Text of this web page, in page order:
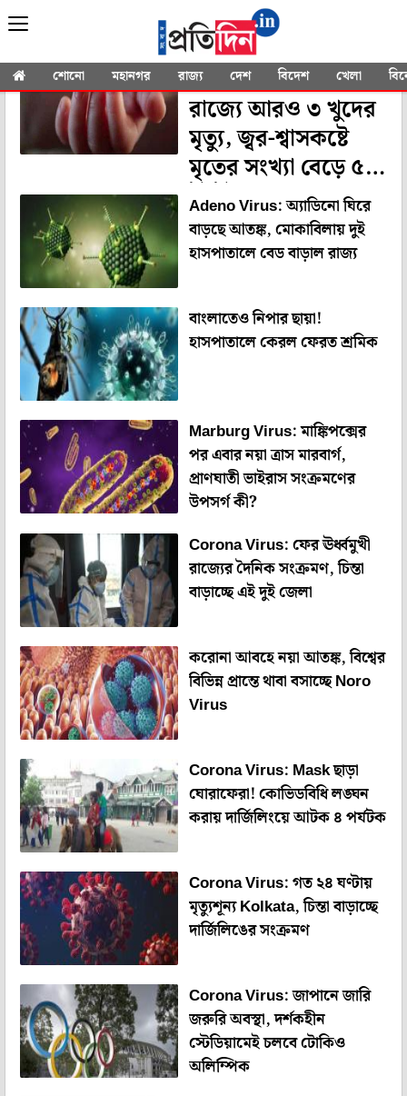
শোনো মহানগর রাজ্য দেশ বিদেশ খেলা
YOU SEARCHED FOR"Nipah Virus"
Adeno Virus:
রাজ্যে আরও ৩ খুদের
মৃত্যু, জ্বর-শ্বাসকষ্টে
মৃতের সংখ্যা বেড়ে ৫০
ছুঁইছুঁই
Adeno Virus: অ্যাডিনো ঘিরে
বাড়ছে আতঙ্ক, মোকাবিলায় দুই
হাসপাতালে বেড বাড়াল রাজ্য
বাংলাতেও নিপার ছায়া!
হাসপাতালে কেরল ফেরত শ্রমিক
Marburg Virus: মাঙ্কিপক্সের
পর এবার নয়া ত্রাস মারবার্গ,
প্রাণঘাতী ভাইরাস সংক্রমণের
উপসর্গ কী?
Corona Virus: ফের ঊর্ধ্বমুখী
রাজ্যের দৈনিক সংক্রমণ, চিন্তা
বাড়াচ্ছে এই দুই জেলা
করোনা আবহে নয়া আতঙ্ক, বিশ্বের
বিভিন্ন প্রান্তে থাবা বসাচ্ছে Noro
Virus
Corona Virus: Mask ছাড়া
ঘোরাফেরা! কোভিডবিধি লঙ্ঘন
করায় দার্জিলিংয়ে আটক ৪ পর্যটক
Corona Virus: গত ২৪ ঘণ্টায়
মৃত্যুশূন্য Kolkata, চিন্তা বাড়াচ্ছে
দার্জিলিঙের সংক্রমণ
Corona Virus: জাপানে জারি
জরুরি অবস্থা, দর্শকহীন
স্টেডিয়ামেই চলবে টোকিও
অলিম্পিক